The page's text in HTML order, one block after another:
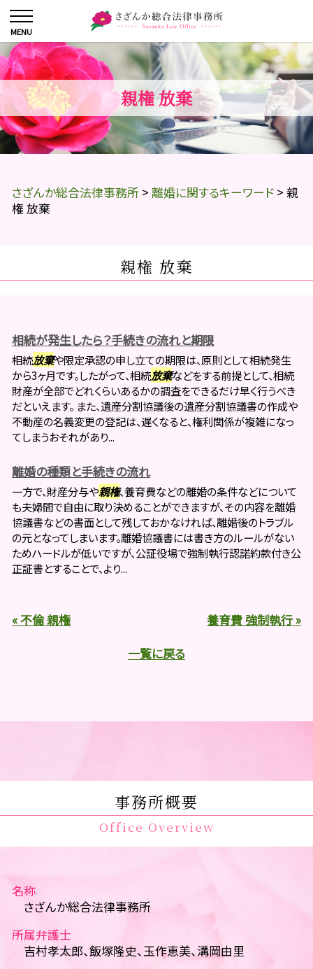
親権 放棄
さざんか総合法律事務所 > 離婚に関するキーワード > 親
権 放棄
親権 放棄
相続が発生したら？手続きの流れと期限
相続放棄や限定承認の申し立ての期限は、原則として相続発生
から3ヶ月です。したがって、相続放棄などをする前提として、相続
財産が全部でどれくらいあるかの調査をできるだけ早く行うべき
だといえます。 また、遺産分割協議後の遺産分割協議書の作成や
不動産の名義変更の登記は、遅くなると、権利関係が複雑になっ
てしまうおそれがあり...
離婚の種類と手続きの流れ
一方で、財産分与や親権、養育費などの離婚の条件などについて
も夫婦間で自由に取り決めることができますが、その内容を離婚
協議書などの書面として残しておかなければ、離婚後のトラブル
の元となってしまいます。離婚協議書には書き方のルールがない
ためハードルが低いですが、公証役場で強制執行認諾約款付き公
正証書とすることで、より...
« 不倫 親権
養育費 強制執行 »
一覧に戻る
事務所概要
Office Overview
名称
さざんか総合法律事務所
所属弁護士
吉村孝太郎、飯塚隆史、玉作恵美、溝岡由里